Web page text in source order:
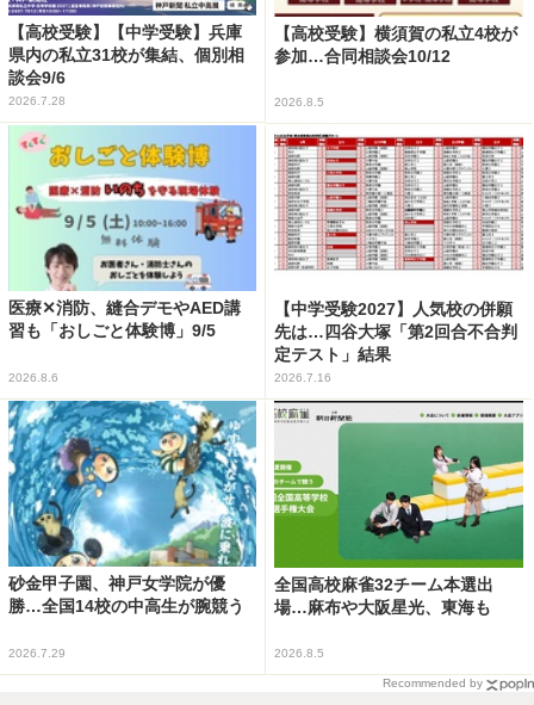
【高校受験】【中学受験】兵庫
県内の私立31校が集結、個別相
談会9/6
2026.7.28
【高校受験】横須賀の私立4校が
参加…合同相談会10/12
2026.8.5
医療✕消防、縫合デモやAED講
習も「おしごと体験博」9/5
2026.8.6
【中学受験2027】人気校の併願
先は…四谷大塚「第2回合不合判
定テスト」結果
2026.7.16
砂金甲子園、神戸女学院が優
勝…全国14校の中高生が腕競う
2026.7.29
全国高校麻雀32チーム本選出
場…麻布や大阪星光、東海も
2026.8.5
Recommended by